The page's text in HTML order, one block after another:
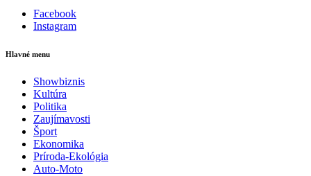
Facebook
Instagram
Hlavné menu
Showbiznis
Kultúra
Politika
Zaujímavosti
Šport
Ekonomika
Príroda-Ekológia
Auto-Moto